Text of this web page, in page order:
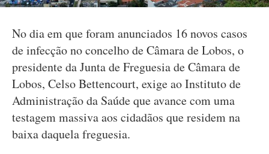
No dia em que foram anunciados 16 novos casos
de infecção no concelho de Câmara de Lobos, o
presidente da Junta de Freguesia de Câmara de
Lobos, Celso Bettencourt, exige ao Instituto de
Administração da Saúde que avance com uma
testagem massiva aos cidadãos que residem na
baixa daquela freguesia.